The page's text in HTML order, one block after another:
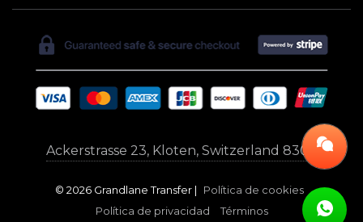
Ackerstrasse 23, Kloten, Switzerland 8302
© 2026 Grandlane Transfer |
Política de cookies
Política de privacidad
Términos